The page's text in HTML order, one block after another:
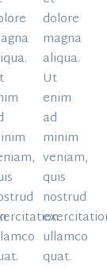
dolore
magna
aliqua.
Ut
enim
ad
minim
veniam,
quis
nostrud
ullamco
quat.